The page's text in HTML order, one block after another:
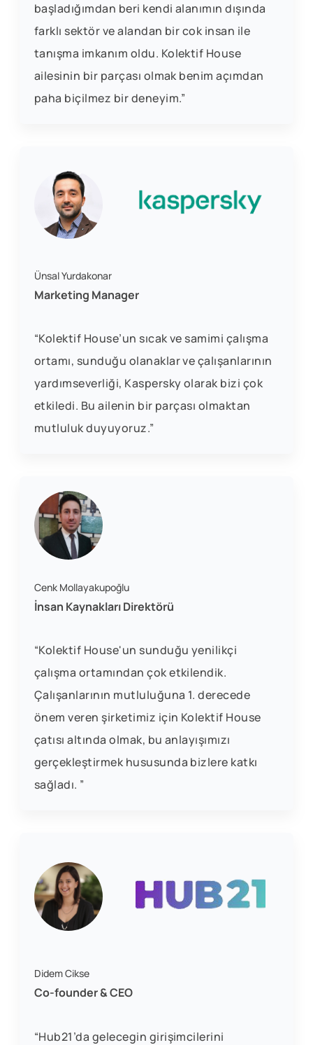
başladığımdan beri kendi alanımın dışında
farklı sektör ve alandan bir cok insan ile
tanışma imkanım oldu. Kolektif House
ailesinin bir parçası olmak benim açımdan
paha biçilmez bir deneyim.”
Ünsal Yurdakonar
Marketing Manager
“Kolektif House’un sıcak ve samimi çalışma
ortamı, sunduğu olanaklar ve çalışanlarının
yardımseverliği, Kaspersky olarak bizi çok
etkiledi. Bu ailenin bir parçası olmaktan
mutluluk duyuyoruz.”
Cenk Mollayakupoğlu
İnsan Kaynakları Direktörü
“Kolektif House'un sunduğu yenilikçi
çalışma ortamından çok etkilendik.
Çalışanlarının mutluluğuna 1. derecede
önem veren şirketimiz için Kolektif House
çatısı altında olmak, bu anlayışımızı
gerçekleştirmek hususunda bizlere katkı
sağladı. ”
Didem Cikse
Co-founder & CEO
“Hub21’da gelecegin girişimcilerini